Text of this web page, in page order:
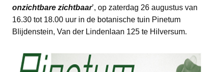
onzichtbare zichtbaar’, op zaterdag 26 augustus van
16.30 tot 18.00 uur in de botanische tuin Pinetum
Blijdenstein, Van der Lindenlaan 125 te Hilversum.